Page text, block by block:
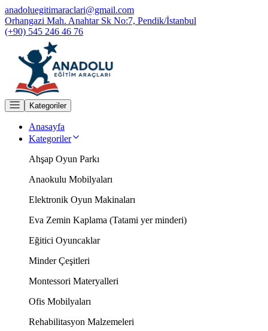
anadoluegitimaraclari@gmail.com
Orhangazi Mah. Anahtar Sk No:7, Pendik/İstanbul
(+90) 545 246 46 76
Kategoriler
Anasayfa
Kategoriler
Ahşap Oyun Parkı
Anaokulu Mobilyaları
Elektronik Oyun Makinaları
Eva Zemin Kaplama (Tatami yer minderi)
Eğitici Oyuncaklar
Minder Çeşitleri
Montessori Materyalleri
Ofis Mobilyaları
Rehabilitasyon Malzemeleri